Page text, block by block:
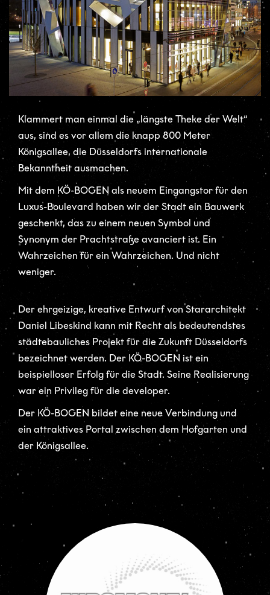
Klammert man einmal die „längste Theke der Welt“
aus, sind es vor allem die knapp 800 Meter
Königsallee, die Düsseldorfs internationale
Bekanntheit ausmachen.
Mit dem KÖ-BOGEN als neuem Eingangstor für den
Luxus-Boulevard haben wir der Stadt ein Bauwerk
geschenkt, das zu einem neuen Symbol und
Synonym der Prachtstraße avanciert ist. Ein
Wahrzeichen für ein Wahrzeichen. Und nicht
weniger.
Der ehrgeizige, kreative Entwurf von Stararchitekt
Daniel Libeskind kann mit Recht als bedeutendstes
städtebauliches Projekt für die Zukunft Düsseldorfs
bezeichnet werden. Der KÖ-BOGEN ist ein
beispielloser Erfolg für die Stadt. Seine Realisierung
war ein Privileg für die developer.
Der KÖ-BOGEN bildet eine neue Verbindung und
ein attraktives Portal zwischen dem Hofgarten und
der Königsallee.